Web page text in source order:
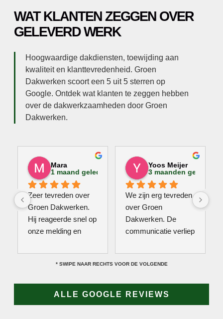
WAT KLANTEN ZEGGEN OVER
GELEVERD WERK
Hoogwaardige dakdiensten, toewijding aan
kwaliteit en klanttevredenheid. Groen
Dakwerken scoort een 5 uit 5 sterren op
Google. Ontdek wat klanten te zeggen hebben
over de dakwerkzaamheden door Groen
Dakwerken.
Mara
1 maand geleden
Zeer tevreden over
Groen Dakwerken.
Hij reageerde snel op
onze melding en
collega kijken naar
het probleem. Omdat
reparatie niet meteen
Yoos Meijer
3 maanden geleden
We zijn erg tevreden
over Groen
Dakwerken. De
communicatie verliep
hij heeft veel kennis
van het vak en werkt
Echt een aanrader!
* SWIPE NAAR RECHTS VOOR DE VOLGENDE
ALLE GOOGLE REVIEWS